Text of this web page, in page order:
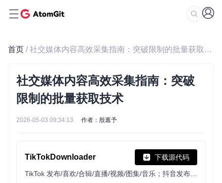
首页 / 社交媒体内容高效采集指南：突破限制的批量获取技术
社交媒体内容高效采集指南：突破
限制的批量获取技术
2026-05-03 09:34:13 作者：殷蕙予
TikTokDownloader 下载源代码